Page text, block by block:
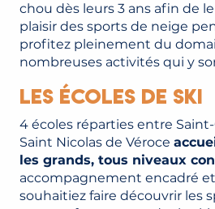
chou dès leurs 3 ans afin de
plaisir des sports de neige
profitez pleinement du
nombreuses activités qui y
Les écoles de ski
4 écoles réparties entre
Saint Nicolas de Véroce
les grands, tous niveaux
accompagnement encadré
souhaitiez faire découvrir les